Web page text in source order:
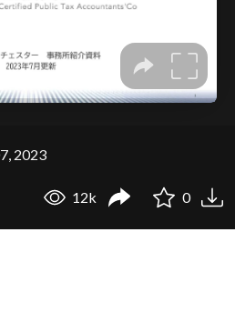
2023
12k 0